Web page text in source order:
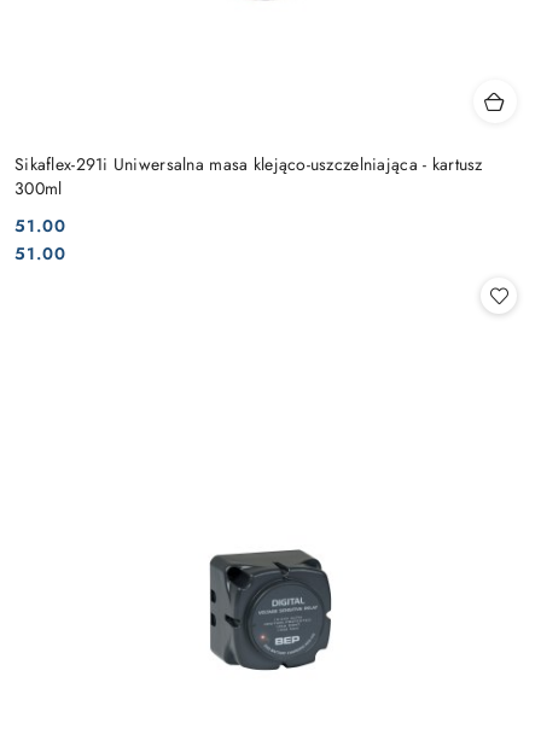
Sikaflex-291i Uniwersalna masa klejąco-uszczelniająca - kartusz
300ml
Cena:
51.00
Cena:
51.00